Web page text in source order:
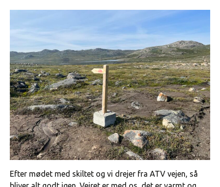
Efter mødet med skiltet og vi drejer fra ATV vejen, så